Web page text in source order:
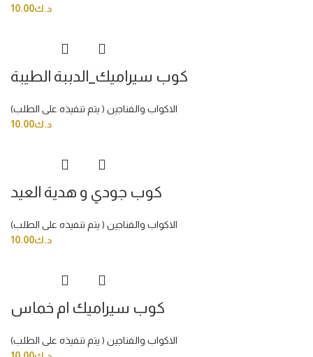
د.ك10.00
كوب سيراميك_الدببة الطيبة
الاكواب والفناجين ( يتم تنفيذه على الطلب)
د.ك10.00
كوب جودي و هدية العيد
الاكواب والفناجين ( يتم تنفيذه على الطلب)
د.ك10.00
كوب سيراميك ام خماس
الاكواب والفناجين ( يتم تنفيذه على الطلب)